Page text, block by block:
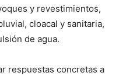
y revestimientos,
cloacal y sanitaria,
de agua.
respuestas concretas a